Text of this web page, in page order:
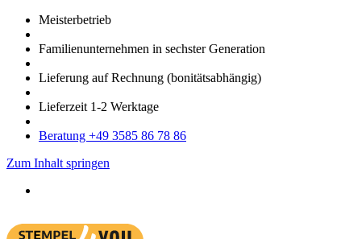
Meister­betrieb
Familien­unter­nehmen in sechster Gene­ration
Lieferung auf Rech­nung (bonitätsabhängig)
Liefer­zeit 1-2 Werk­tage
Bera­tung +49 3585 86 78 86
Zum Inhalt springen